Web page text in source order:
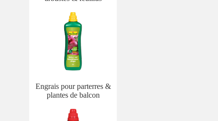
Engrais pour parterres &
plantes de balcon